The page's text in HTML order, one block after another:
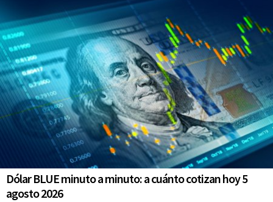
Dólar BLUE minuto a minuto: a cuánto cotizan hoy 5
agosto 2026